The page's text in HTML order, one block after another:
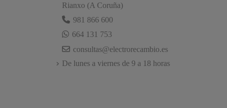
Rianxo (A Coruña)
981 866 600
664 131 753
consultas@electrorecambio.es
De lunes a viernes de 9 a 18 horas